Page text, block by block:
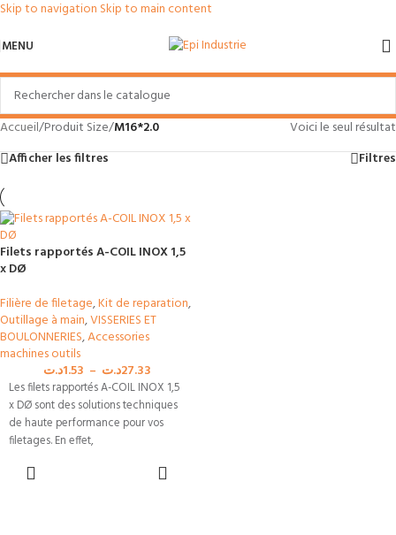
Skip to navigation Skip to main content
MENU
Accueil/Produit Size/M16*2.0
Voici le seul résultat
Afficher les filtres
Filtres
Filets rapportés A-COIL INOX 1,5
x DØ
Filière de filetage,Kit de reparation,
Outillage à main,VISSERIES ET
BOULONNERIES,Accessories
machines outils
1.53د.ت – 27.33د.ت
Les filets rapportés A-COIL INOX 1,5
x DØ sont des solutions techniques
de haute performance pour vos
filetages. En effet,